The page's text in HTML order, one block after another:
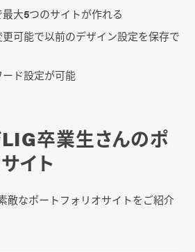
大5つのサイトが作れる
可能で以前のデザイン設定を保存で
ド設定が可能
LIG卒業生さんのポ
イト
敵なポートフォリオサイトをご紹介